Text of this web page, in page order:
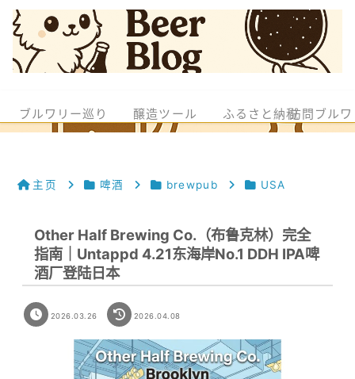
ブルワリー巡り 醸造ツール ふるさと納税訪問ブル
主页 啤酒 brewpub USA
Other Half Brewing Co.（布鲁克林）完全
指南｜Untappd 4.21东海岸No.1 DDH IPA啤
酒厂登陆日本
2026.03.26 2026.04.08